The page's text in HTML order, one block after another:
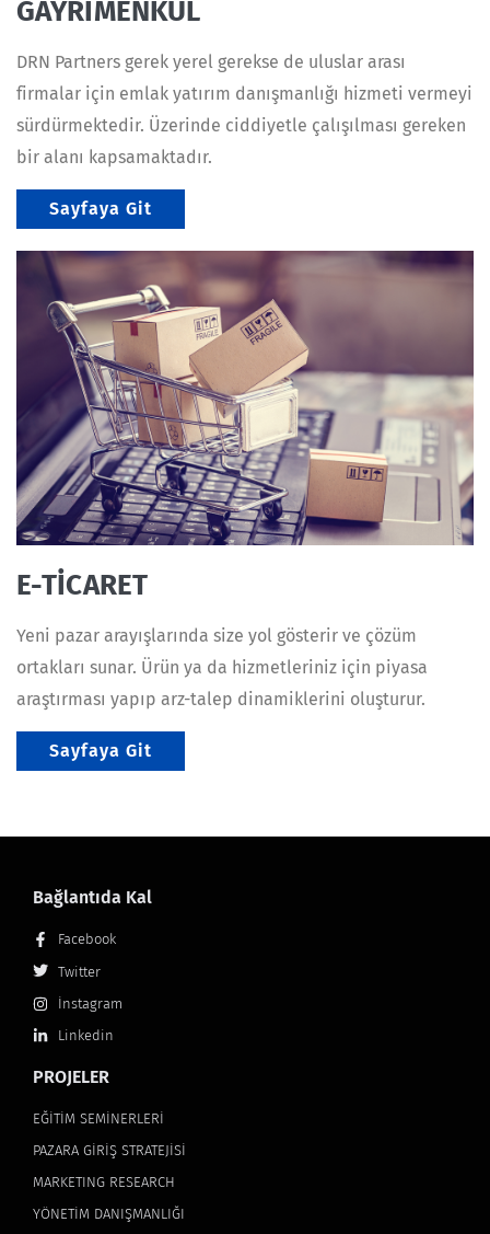
GAYRİMENKUL
DRN Partners gerek yerel gerekse de uluslar arası
firmalar için emlak yatırım danışmanlığı hizmeti vermeyi
sürdürmektedir. Üzerinde ciddiyetle çalışılması gereken
bir alanı kapsamaktadır.
Sayfaya Git
E-TİCARET
Yeni pazar arayışlarında size yol gösterir ve çözüm
ortakları sunar. Ürün ya da hizmetleriniz için piyasa
araştırması yapıp arz-talep dinamiklerini oluşturur.
Sayfaya Git
Bağlantıda Kal
Facebook
Twitter
İnstagram
Linkedin
PROJELER
EĞİTİM SEMİNERLERİ
PAZARA GİRİŞ STRATEJİSİ
MARKETING RESEARCH
YÖNETİM DANIŞMANLIĞI